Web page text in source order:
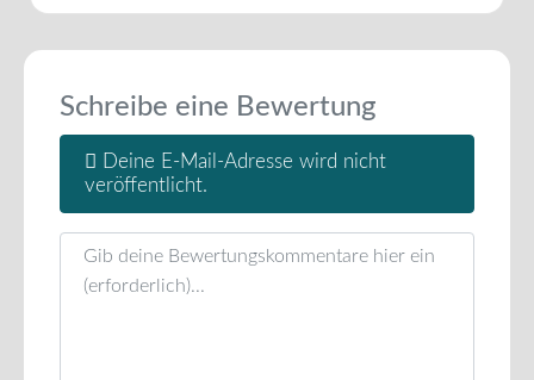
Schreibe eine Bewertung
Deine E-Mail-Adresse wird nicht
veröffentlicht.
Rezensionstext